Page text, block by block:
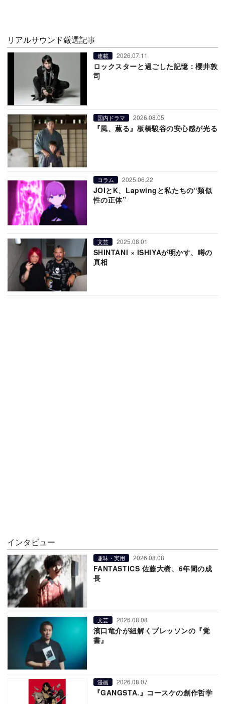
リアルサウンド厳選記事
連載 2026.07.11
ロックスターと過ごした記憶：櫻井敦
司
国内ドラマ 2026.08.05
『風、薫る』板橋駿谷の安心感が光る
コラム 2025.06.22
JOIとK、Lapwingと私たちの“類似
性の正体”
文芸 2025.08.01
SHINTANI × ISHIYAが明かす、噂の
真相
インタビュー
趣味・実用 2026.08.08
FANTASTICS 佐藤大樹、6年間の成
長
文芸 2026.08.08
濱口竜介が紐解くブレッソンの『覚
書』
漫画 2026.08.07
『GANGSTA.』コースケの創作哲学